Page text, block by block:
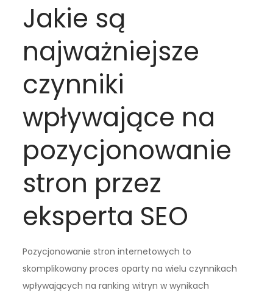
Jakie są
najważniejsze
czynniki
wpływające na
pozycjonowanie
stron przez
eksperta SEO
Pozycjonowanie stron internetowych to
skomplikowany proces oparty na wielu czynnikach
wpływających na ranking witryn w wynikach